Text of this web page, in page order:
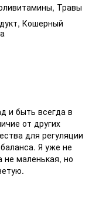
Травы
Кошерный
и быть всегда в
от других
для регуляции
Я уже не
не маленькая, но